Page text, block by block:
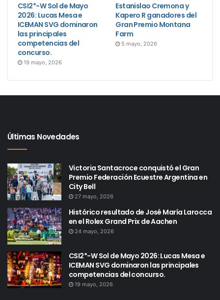
CSI2*-W Sol de Mayo
2026: Lucas Mesa e
ICEMAN SVG dominaron
las principales
competencias del
concurso.
19 mayo, 2026
Estanislao Cremona y
Kapero R ganadores del
Gran Premio Montana
Farm
5 mayo, 2026
Últimas Novedades
Victoria Santacroce conquistó el Gran
Premio Federación Ecuestre Argentina en
City Bell
27 mayo, 2026
Histórico resultado de José María Larocca
en el Rolex Grand Prix de Aachen
24 mayo, 2026
CSI2*-W Sol de Mayo 2026: Lucas Mesa e
ICEMAN SVG dominaron las principales
competencias del concurso.
19 mayo, 2026